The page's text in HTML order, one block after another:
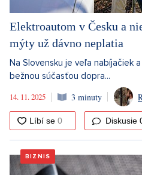
Elektroautom v Česku a
mýty už dávno neplatia
Na Slovensku je veľa nabíjačiek
bežnou súčasťou dopra...
14. 11. 2025
3 minuty
Diskusie
BIZNIS